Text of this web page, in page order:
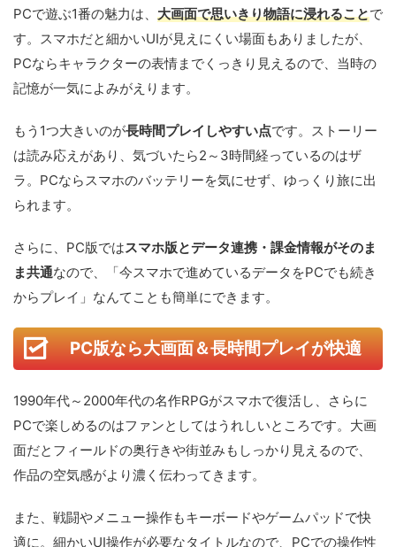
PCで遊ぶ1番の魅力は、 大画面で思いきり物語に浸れることで
す。スマホだと細かいUIが見えにくい場面もありましたが、
PCならキャラクターの表情までくっきり見えるので、当時の
記憶が一気によみがえります。
もう1つ大きいのが長時間プレイしやすい点です。ストーリー
は読み応えがあり、気づいたら2～3時間経っているのはザ
ラ。PCならスマホのバッテリーを気にせず、ゆっくり旅に出
られます。
さらに、PC版ではスマホ版とデータ連携・課金情報がそのま
ま共通なので、「今スマホで進めているデータをPCでも続き
からプレイ」なんてことも簡単にできます。
PC版なら大画面＆長時間プレイが快適
1990年代～2000年代の名作RPGがスマホで復活し、さらに
PCで楽しめるのはファンとしてはうれしいところです。大画
面だとフィールドの奥行きや街並みもしっかり見えるので、
作品の空気感がより濃く伝わってきます。
また、戦闘やメニュー操作もキーボードやゲームパッドで快
適に。細かいUI操作が必要なタイトルなので、PCでの操作性